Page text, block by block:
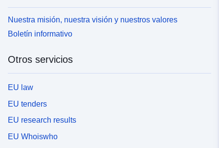
Nuestra misión, nuestra visión y nuestros valores
Boletín informativo
Otros servicios
EU law
EU tenders
EU research results
EU Whoiswho